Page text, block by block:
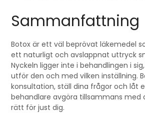
Sammanfattning
Botox är ett väl beprövat läkemedel
ett naturligt och avslappnat uttryck
Nyckeln ligger inte i behandlingen i
utför den och med vilken inställning.
konsultation, ställ dina frågor och låt
behandlare avgöra tillsammans med
rätt för just dig.